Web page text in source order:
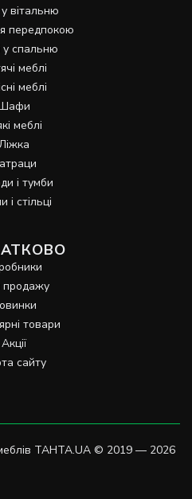
вітальню
передпокою
у спальню
меблі
меблі
меблі
і тумби
і стільці
продажу
товари
Акції
сайту
TAHTA.UA © 2019 — 2026